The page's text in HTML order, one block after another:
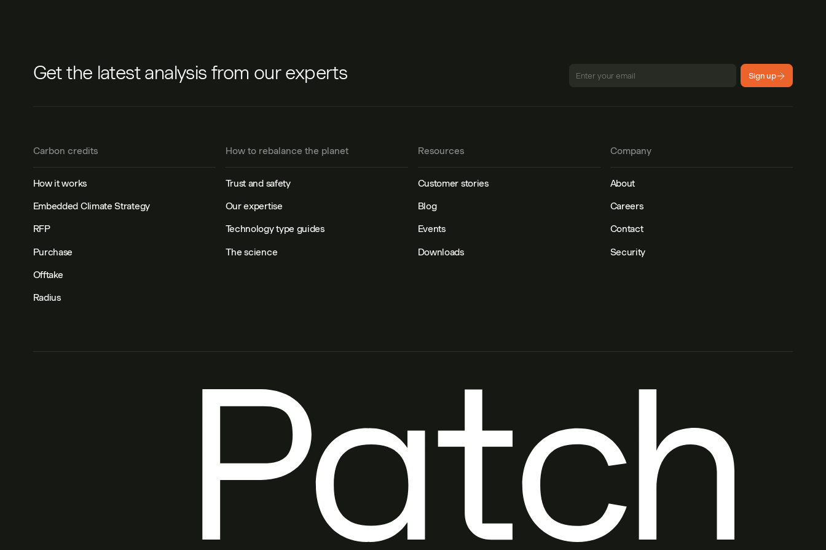
Get the latest analysis from our experts Sign up
Carbon credits
How it works
Embedded Climate Strategy
RFP
Purchase
Offtake
Radius
How to rebalance the planet
Trust and safety
Our expertise
Technology type guides
The science
Resources
Customer stories
Blog
Events
Downloads
Company
About
Careers
Contact
Security